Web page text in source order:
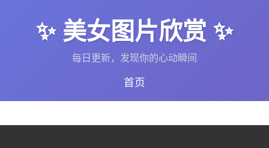
✨ 美女图片欣赏 ✨
每日更新，发现你的心动瞬间
首页